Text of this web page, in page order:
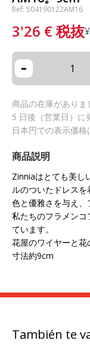
Ref: 504190122AM16
3'26 €税抜¥
-
商品の在庫があり
5 日後（営業日）に
日本円での表示価
商品説明
Zinniaはとても美し
ルのついたドレスを
色と優雅さを与え、
私たちのフラメン
ています。
花屋のワイヤーと花
寸法約9cm
También te